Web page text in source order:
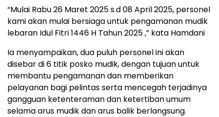
“Mulai Rabu 26 Maret 2025 s.d 08 April 2025, personel
kami akan mulai bersiaga untuk pengamanan mudik
lebaran Idul Fitri 1446 H Tahun 2025 ,” kata Hamdani
Ia menyampaikan, dua puluh personel ini akan
disebar di 6 titik posko mudik, dengan tujuan untuk
membantu pengamanan dan memberikan
pelayanan bagi pelintas serta mencegah terjadinya
gangguan ketenteraman dan ketertiban umum
selama arus mudik dan arus balik berlangsung.